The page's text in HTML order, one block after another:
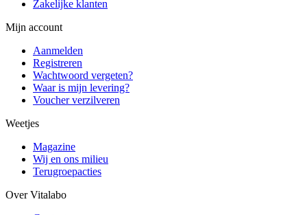
Zakelijke klanten
Mijn account
Aanmelden
Registreren
Wachtwoord vergeten?
Waar is mijn levering?
Voucher verzilveren
Weetjes
Magazine
Wij en ons milieu
Terugroepacties
Over Vitalabo